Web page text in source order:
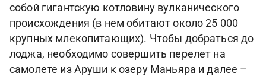
собой гигантскую котловину вулканического
происхождения (в нем обитают около 25 000
крупных млекопитающих). Чтобы добраться до
лоджа, необходимо совершить перелет на
самолете из Аруши к озеру Маньяра и далее –